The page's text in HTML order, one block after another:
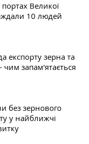
портах Великої
10 людей
експорту зерна та
чим запам'ятається
без зернового
у найближчі